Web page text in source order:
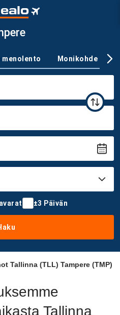
menolento Monikohde
±3 Päivän
Tallinna (TLL) Tampere (TMP)
Tallinna